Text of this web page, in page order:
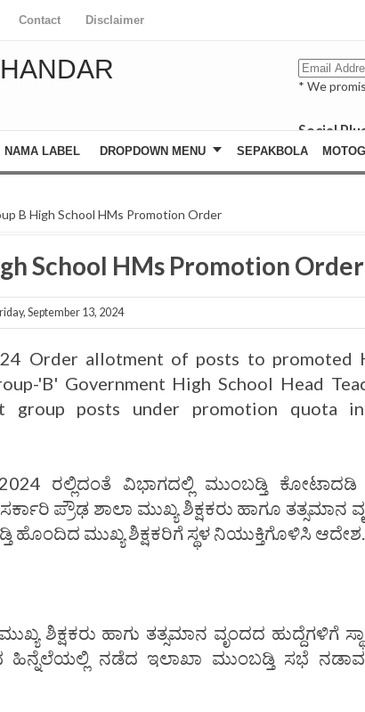
Contact Disclaimer
* We
Social
facebook
whatsapp
NAMA LABEL DROPDOWN MENU SEPAKBOLA
B High School HMs Promotion Order
School HMs Promotion Order
September 13, 2024
Order allotment of posts to promoted
'B' Government High School Head
group posts under promotion quota
ರಲ್ಲಿದಂತೆ ವಿಭಾಗದಲ್ಲಿ ಮುಂಬಡ್ತಿ
ಪ್ರೌಢ ಶಾಲಾ ಮುಖ್ಯ ಶಿಕ್ಷಕರು ಹಾಗೂ ತತ್ಸಮಾನ
ಹೊಂದಿದ ಮುಖ್ಯ ಶಿಕ್ಷಕರಿಗೆ ಸ್ಥಳ ನಿಯುಕ್ತಿಗೊಳಿಸಿ ಆದೇಶ.
ಶಿಕ್ಷಕರು ಹಾಗು ತತ್ಸಮಾನ ವೃಂದದ ಹುದ್ದೆಗಳಿಗೆ
ಹಿನ್ನೆಲೆಯಲ್ಲಿ ನಡೆದ ಇಲಾಖಾ ಮುಂಬಡ್ತಿ ಸಭೆ